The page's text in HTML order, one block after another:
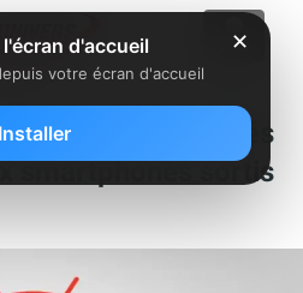
préinstallés
smartphones sortis
✕
d'accueil
votre écran d'accueil
Installer